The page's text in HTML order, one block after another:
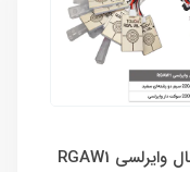
تاچ تک کانال وایرلسی RGAW1